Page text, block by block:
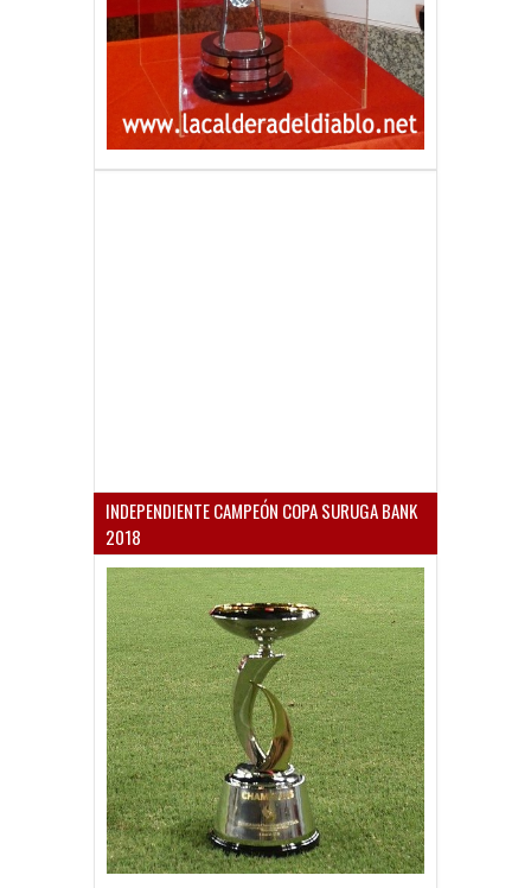
INDEPENDIENTE CAMPEÓN COPA SURUGA BANK
2018